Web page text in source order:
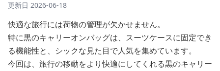
更新日 2026-06-18
快適な旅行には荷物の管理が欠かせません。
特に黒のキャリーオンバッグは、スーツケースに固定でき
る機能性と、シックな見た目で人気を集めています。
今回は、旅行の移動をより快適にしてくれる黒のキャリー